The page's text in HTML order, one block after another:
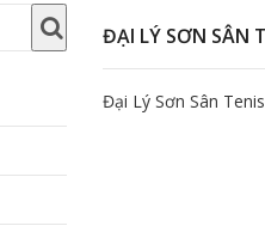
ĐẠI LÝ SƠN SÂN
Đại Lý Sơn Sân